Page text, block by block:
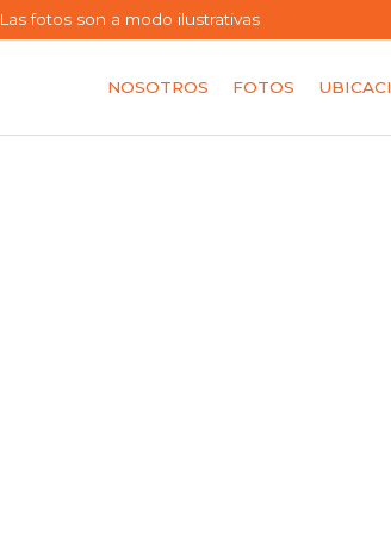
Las fotos son a modo ilustrativas
NOSOTROS FOTOS